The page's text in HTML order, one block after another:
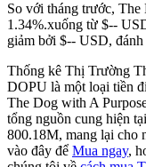
Futures sử dụng
So với tháng trước,
1.34%.xuống từ $--
giảm bởi $-- USD,
Thống kê Thị Trường
DOPU là một loại tiền
The Dog with A
tổng nguồn cung hiện
800.18M, mang lại cho
vào đây để Mua ngay,